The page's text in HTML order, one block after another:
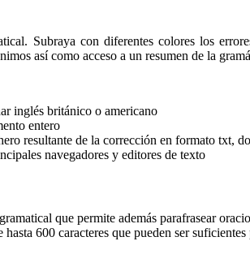
Subraya con diferentes colores los
así como acceso a un resumen de la
inglés británico o americano
entero
resultante de la corrección en formato txt,
navegadores y editores de texto
que permite además parafrasear
hasta 600 caracteres que pueden ser